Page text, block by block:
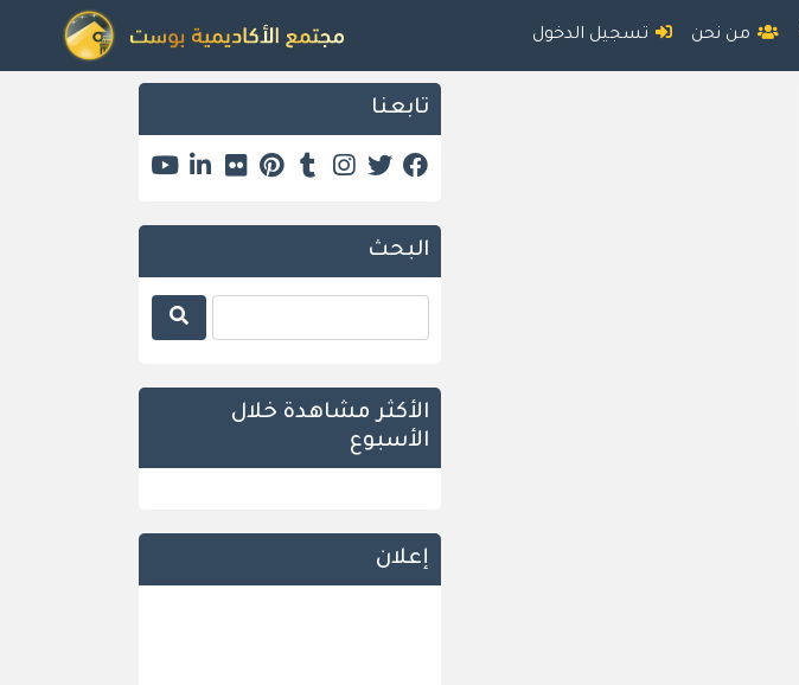
من نحن تسجيل الدخول
تابعنا
البحث
الأكثر مشاهدة خلال
الأسبوع
إعلان